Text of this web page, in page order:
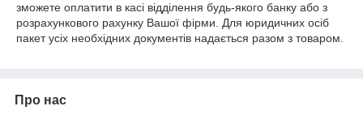
зможете оплатити в касі відділення будь-якого банку або з
розрахункового рахунку Вашої фірми. Для юридичних осіб
пакет усіх необхідних документів надається разом з товаром.
Про нас